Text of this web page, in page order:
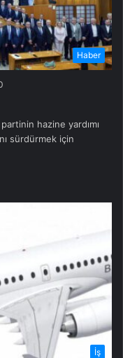
Haber
hazine yardımı
sürdürmek için
İş